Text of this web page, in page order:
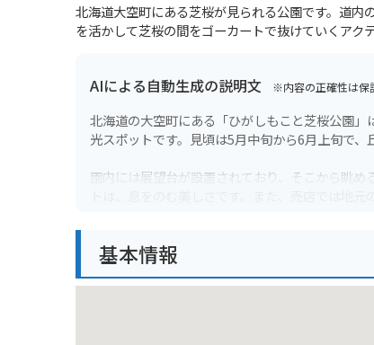
北海道大空町にある芝桜が見られる公園です。道内
を活かして芝桜の間をゴーカートで抜けていくアク
AIによる自動生成の説明文 ※内容の正確性は保
北海道の大空町にある「ひがしもこと芝桜公園
光スポットです。見頃は5月中旬から6月上旬で、
園内には展望台が設置されており、そこから眺
トは、息をのむ美しさです。また、売店では地元
トも多いので、ツーリングの目的地としても最適で
基本情報